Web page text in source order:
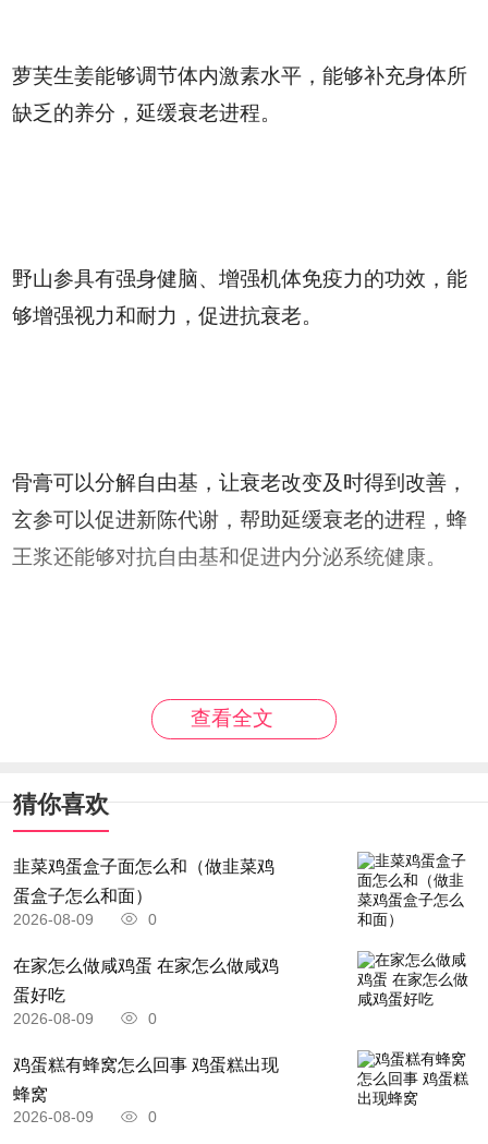
萝芙生姜能够调节体内激素水平，能够补充身体所
缺乏的养分，延缓衰老进程。
野山参具有强身健脑、增强机体免疫力的功效，能
够增强视力和耐力，促进抗衰老。
骨膏可以分解自由基，让衰老改变及时得到改善，
玄参可以促进新陈代谢，帮助延缓衰老的进程，蜂
王浆还能够对抗自由基和促进内分泌系统健康。
总而言之，更年期的女性应该尝试添加上述药物，
更年期衰
老
查看全文
猜你喜欢
韭菜鸡蛋盒子面怎么和（做韭菜鸡
蛋盒子怎么和面）
2026-08-09 0
在家怎么做咸鸡蛋 在家怎么做咸鸡
蛋好吃
2026-08-09 0
鸡蛋糕有蜂窝怎么回事 鸡蛋糕出现
蜂窝
2026-08-09 0